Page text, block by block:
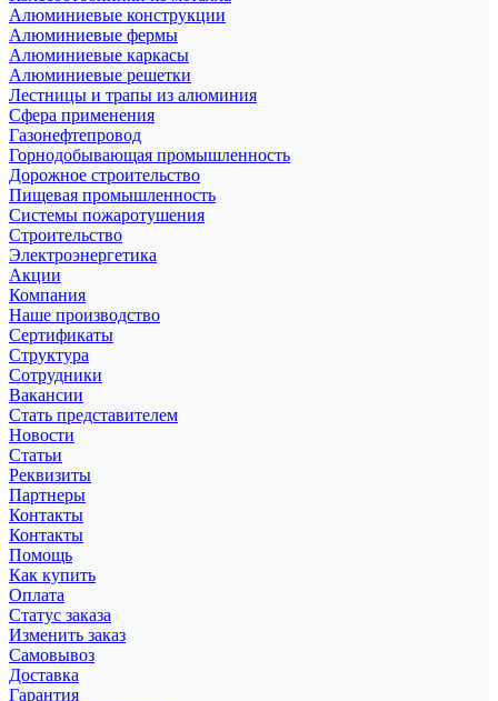
Алюминиевые конструкции
Алюминиевые фермы
Алюминиевые каркасы
Алюминиевые решетки
Лестницы и трапы из алюминия
Сфера применения
Газонефтепровод
Горнодобывающая промышленность
Дорожное строительство
Пищевая промышленность
Системы пожаротушения
Строительство
Электроэнергетика
Акции
Компания
Наше производство
Сертификаты
Структура
Сотрудники
Вакансии
Стать представителем
Новости
Статьи
Реквизиты
Партнеры
Контакты
Контакты
Помощь
Как купить
Оплата
Статус заказа
Изменить заказ
Самовывоз
Доставка
Гарантия